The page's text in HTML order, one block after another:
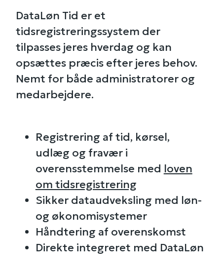
DataLøn Tid er et
tidsregistreringssystem der
tilpasses jeres hverdag og kan
opsættes præcis efter jeres behov.
Nemt for både administratorer og
medarbejdere.
Registrering af tid, kørsel,
udlæg og fravær i
overensstemmelse med loven
om tidsregistrering
Sikker dataudveksling med løn-
og økonomisystemer
Håndtering af overenskomst
Direkte integreret med DataLøn